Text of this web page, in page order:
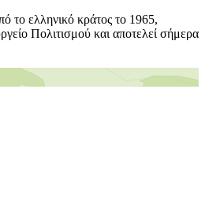
το ελληνικό κράτος το 1965,
Πολιτισμού και αποτελεί σήμερα